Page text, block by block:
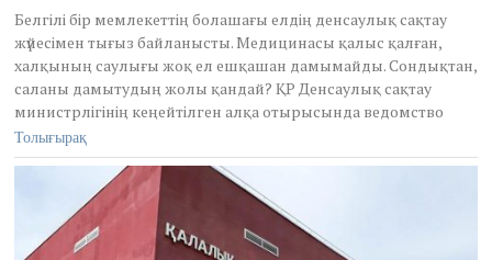
l
2
8
,
2
0
1
Белгілі бір мемлекеттің болашағы елдің денсаулық сақтау
жүйесімен тығыз байланысты. Медицинасы қалыс қалған,
халқының саулығы жоқ ел ешқашан дамымайды. Сондықтан,
саланы дамытудың жолы қандай? ҚР Денсаулық сақтау
министрлігінің кеңейтілген алқа отырысында ведомство
Толығырақ